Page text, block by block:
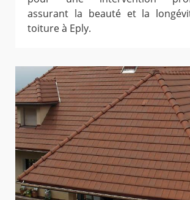
assurant la beauté et la
toiture à Eply.